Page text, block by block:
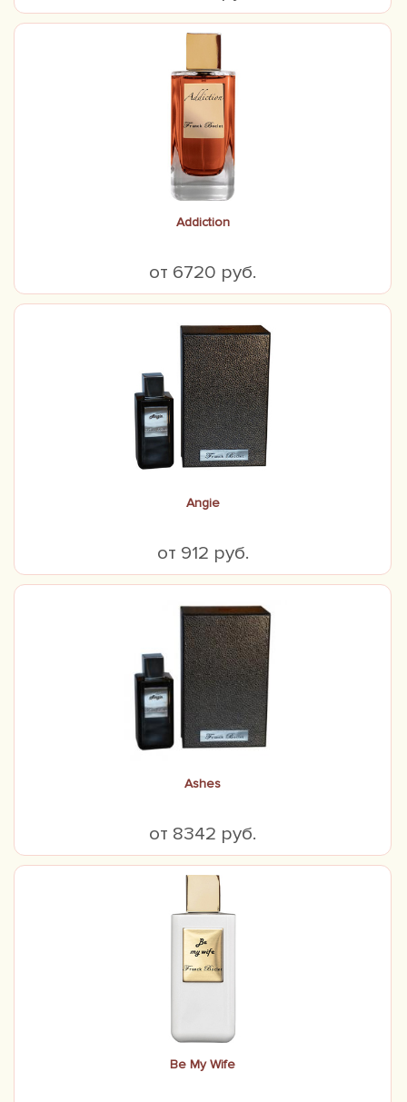
Addiction
от 6720 руб.
Angie
от 912 руб.
Ashes
от 8342 руб.
Be My Wife